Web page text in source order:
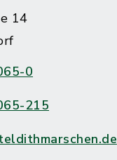
14
0
215